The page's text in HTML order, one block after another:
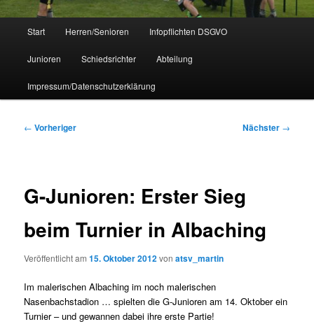
Start Herren/Senioren Infopflichten DSGVO
Junioren Schiedsrichter Abteilung
Impressum/Datenschutzerklärung
Beitragsnavigation
← Vorheriger Nächster →
G-Junioren: Erster Sieg
beim Turnier in Albaching
Veröffentlicht am15. Oktober 2012vonatsv_martin
Im malerischen Albaching im noch malerischen
Nasenbachstadion …spielten die G-Junioren am 14. Oktober ein
Turnier – und gewannen dabei ihre erste Partie!